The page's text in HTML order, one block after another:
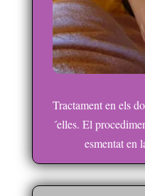
Tractament en els
´elles. El
esmentat en